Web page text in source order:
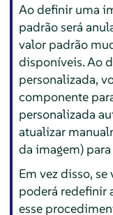
Ao definir uma
padrão será
valor padrão
disponíveis. Ao
personalizada,
componente
personalizada
atualizar
da imagem)
Em vez disso,
poderá redefinir
esse